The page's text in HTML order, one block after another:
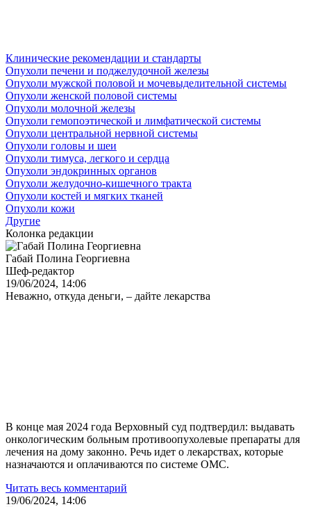
Клинические рекомендации и стандарты
Опухоли печени и поджелудочной железы
Опухоли мужской половой и мочевыделительной системы
Опухоли женской половой системы
Опухоли молочной железы
Опухоли гемопоэтической и лимфатической системы
Опухоли центральной нервной системы
Опухоли головы и шеи
Опухоли тимуса, легкого и сердца
Опухоли эндокринных органов
Опухоли желудочно-кишечного тракта
Опухоли костей и мягких тканей
Опухоли кожи
Другие
Колонка редакции
Габай Полина Георгиевна
Шеф-редактор
19/06/2024, 14:06
Неважно, откуда деньги, – дайте лекарства
В конце мая 2024 года Верховный суд подтвердил: выдавать
онкологическим больным противоопухолевые препараты для
лечения на дому законно. Речь идет о лекарствах, которые
назначаются и оплачиваются по системе ОМС.
Читать весь комментарий
19/06/2024, 14:06